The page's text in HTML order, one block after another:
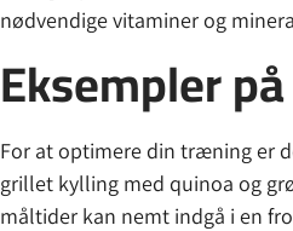
nødvendige vitaminer og
Eksempler
For at optimere din træning er
grillet kylling med quinoa og
måltider kan nemt indgå i en